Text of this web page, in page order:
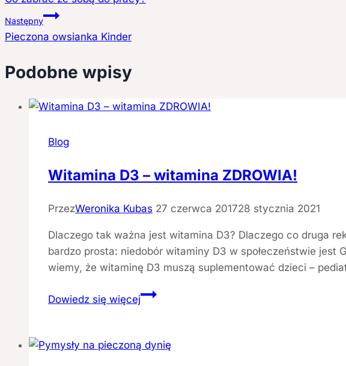
wpisu
Następny
Pieczona owsianka Kinder
Podobne wpisy
Blog
Witamina D3 – witamina ZDROWIA!
PrzezWeronika Kubas 27 czerwca 201728 stycznia 2021
Dlaczego tak ważna jest witamina D3? Dlaczego co druga
bardzo prosta: niedobór witaminy D3 w społeczeństwie jest
wiemy, że witaminę D3 muszą suplementować dzieci –
Dowiedz się więcejWitamina
witamina